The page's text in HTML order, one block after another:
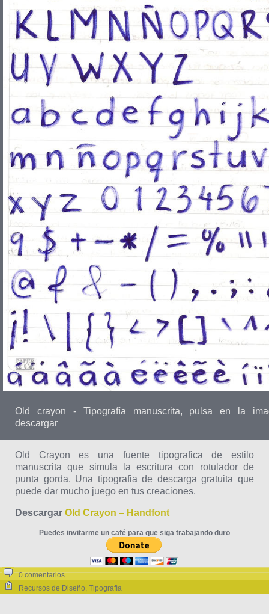
Old crayon - Tipografía manuscrita, pulsa en la
descargar
Old Crayon es una fuente tipografica de estilo
manuscrita que simula la escritura con rotulador de
punta gorda. Una tipografia de descarga gratuita que
puede dar mucho juego en tus creaciones.
Descargar Old Crayon – Handfont
Puedes invitarme un café para que siga trabajando duro
0 comentarios
Recursos de Diseño, Tipografía